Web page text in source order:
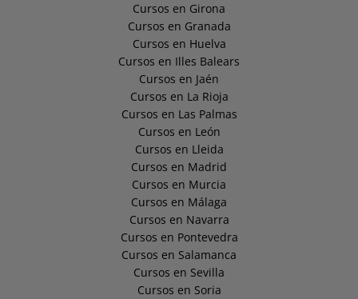
Cursos en Girona
Cursos en Granada
Cursos en Huelva
Cursos en Illes Balears
Cursos en Jaén
Cursos en La Rioja
Cursos en Las Palmas
Cursos en León
Cursos en Lleida
Cursos en Madrid
Cursos en Murcia
Cursos en Málaga
Cursos en Navarra
Cursos en Pontevedra
Cursos en Salamanca
Cursos en Sevilla
Cursos en Soria